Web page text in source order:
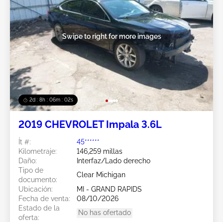
2d : 8h : 05m : 59s
Swipe to right for more images
2019 CHEVROLET Impala 3.6L
Ít #:
45******
Kilometraje:
146,259 millas
Daño:
Interfaz/Lado derecho
Tipo de
documento:
Clear Michigan
Ubicación:
MI - GRAND RAPIDS
Fecha de venta:
08/10/2026
Estado de la
oferta:
No has ofertado